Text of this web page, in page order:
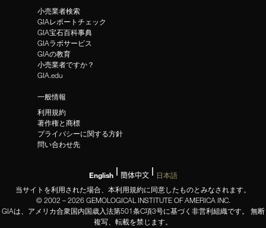
小売業者検索
GIAレポートチェック
GIA宝石百科事典
GIAラボサービス
GIAの教育
小売業者ですか？
GIA.edu
一般情報
利用規約
著作権と商標
プライバシーに関する方針
問い合わせ先
English 簡体中文
日本語
当サイトを利用された場合、本利用規約に同意したものとみなされます。
© 2002 – 2026 GEMOLOGICAL INSTITUTE OF AMERICA INC.
GIAは、アメリカ合衆国内国歳入法第501条C項3号に基づく非営利組織です。 無断
複写、転載を禁じます。